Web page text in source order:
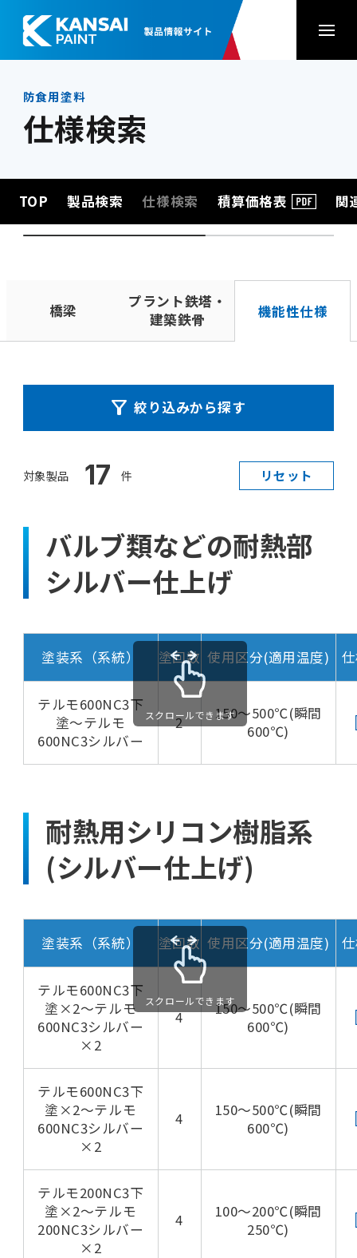
防食用塗料
仕様検索
TOP 製品検索 仕様検索 積算価格表 関
橋梁
プラント鉄塔・
建築鉄骨
機能性仕様
絞り込みから探す
対象製品 17 件 リセット
バルブ類などの耐熱部
シルバー仕上げ
塗装系（系統） 塗回数 使用区分(適用温度)
テルモ600NC3下
塗～テルモ
600NC3シルバー
2
150～500℃(瞬間
600℃)
スクロールできます
耐熱用シリコン樹脂系
(シルバー仕上げ)
塗装系（系統） 塗回数 使用区分(適用温度)
テルモ600NC3下
塗×2～テルモ
600NC3シルバー
×2
4
150～500℃(瞬間
600℃)
テルモ600NC3下
塗×2～テルモ
600NC3シルバー
×2
4
150～500℃(瞬間
600℃)
テルモ200NC3下
塗×2～テルモ
200NC3シルバー
×2
4
100～200℃(瞬間
250℃)
スクロールできます